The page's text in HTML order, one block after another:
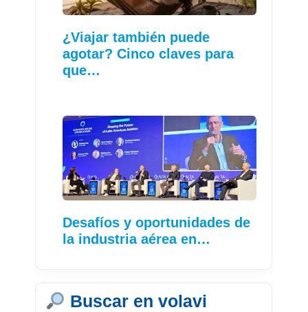
¿Viajar también puede
agotar? Cinco claves para
que…
Desafíos y oportunidades de
la industria aérea en…
Buscar en volavi